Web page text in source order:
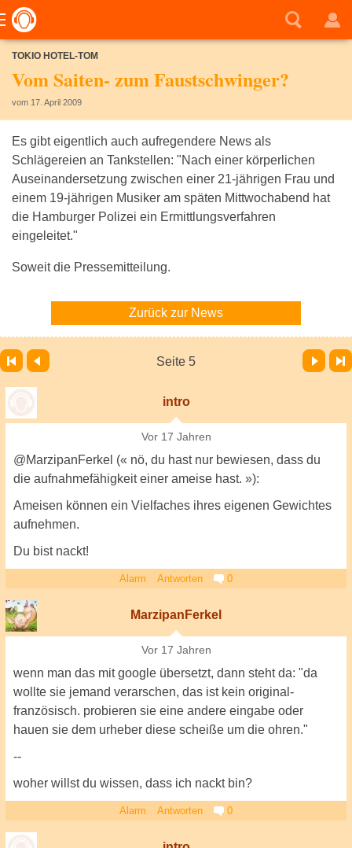
TOKIO HOTEL-TOM
Vom Saiten- zum Faustschwinger?
vom 17. April 2009
Es gibt eigentlich auch aufregendere News als
Schlägereien an Tankstellen: "Nach einer körperlichen
Auseinandersetzung zwischen einer 21-jährigen Frau und
einem 19-jährigen Musiker am späten Mittwochabend hat
die Hamburger Polizei ein Ermittlungsverfahren
eingeleitet."
Soweit die Pressemitteilung.
Zurück zur News
Seite 5
Vor Letzte Seite
intro
Vor 17 Jahren
@MarzipanFerkel (« nö, du hast nur bewiesen, dass du
die aufnahmefähigkeit einer ameise hast. »):
Ameisen können ein Vielfaches ihres eigenen Gewichtes
aufnehmen.
Du bist nackt!
Alarm Antworten 0
MarzipanFerkel
Vor 17 Jahren
wenn man das mit google übersetzt, dann steht da: "da
wollte sie jemand verarschen, das ist kein original-
französisch. probieren sie eine andere eingabe oder
hauen sie dem urheber diese scheiße um die ohren."
--
woher willst du wissen, dass ich nackt bin?
Alarm Antworten 0